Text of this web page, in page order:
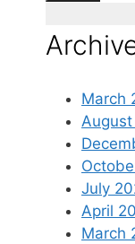
March
July
April
March